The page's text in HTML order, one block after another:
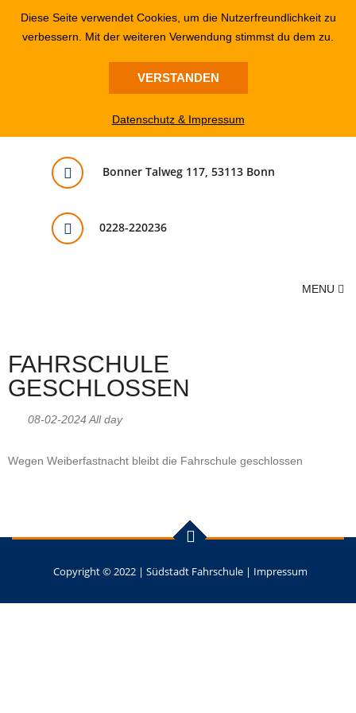
Bonner Talweg 117, 53113 Bonn
0228-220236
MENU
FAHRSCHULE
GESCHLOSSEN
08-02-2024 All day
Wegen Weiberfastnacht bleibt die Fahrschule geschlossen
Copyright © 2022 | Südstadt Fahrschule | Impressum
Diese Seite verwendet Cookies, um die Nutzerfreundlichkeit zu
verbessern. Mit der weiteren Verwendung stimmst du dem zu.
VERSTANDEN
Datenschutz & Impressum